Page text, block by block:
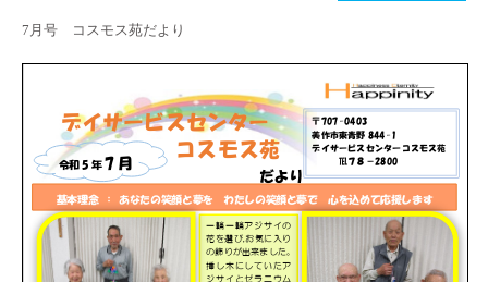
7月号 コスモス苑だより